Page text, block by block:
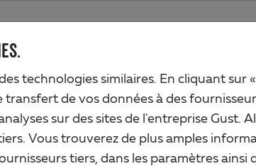
technologies similaires. En cliquant sur
de vos données à des
sur des sites de l'entreprise Gust.
Vous trouverez de plus amples
tiers, dans les paramètres ainsi